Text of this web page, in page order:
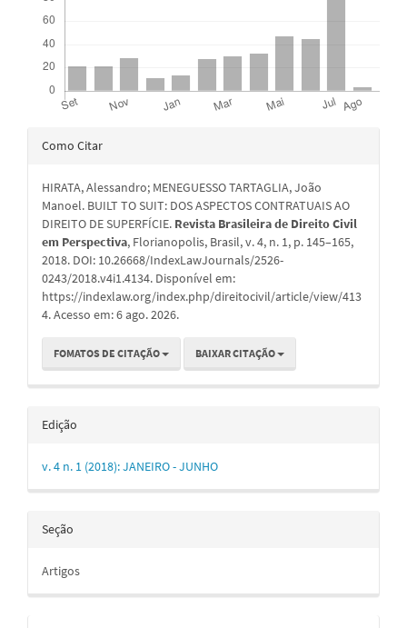
Detalhes
artigo
Como Citar
HIRATA, Alessandro; MENEGUESSO TARTAGLIA, João
Manoel. BUILT TO SUIT: DOS ASPECTOS CONTRATUAIS AO
DIREITO DE SUPERFÍCIE. Revista Brasileira de Direito Civil
em Perspectiva, Florianopolis, Brasil, v. 4, n. 1, p. 145–165,
2018. DOI: 10.26668/IndexLawJournals/2526-
0243/2018.v4i1.4134. Disponível em:
https://indexlaw.org/index.php/direitocivil/article/view/413
4. Acesso em: 6 ago. 2026.
FOMATOS DE CITAÇÃO BAIXAR CITAÇÃO
Edição
v. 4 n. 1 (2018): JANEIRO - JUNHO
Seção
Artigos